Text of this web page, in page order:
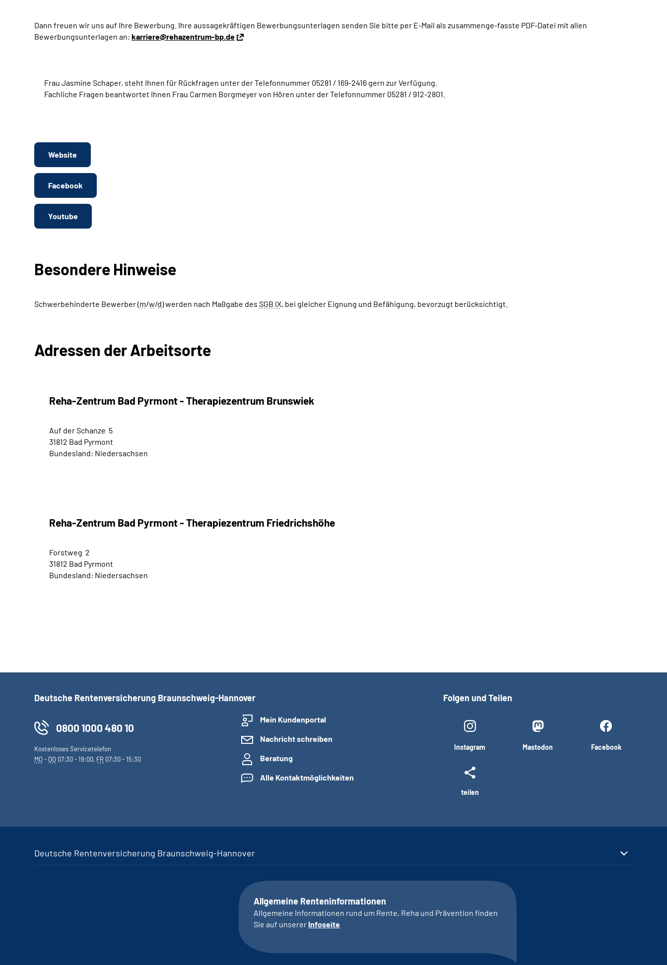
Dann freuen wir uns auf Ihre Bewerbung. Ihre aussagekräftigen Bewerbungsunterlagen senden Sie bitte per E-Mail als zusammenge-fasste PDF-Datei mit allen
Bewerbungsunterlagen an: karriere@rehazentrum-bp.de
Frau Jasmine Schaper, steht Ihnen für Rückfragen unter der Telefonnummer 05281 / 169-2416 gern zur Verfügung.
Fachliche Fragen beantwortet Ihnen Frau Carmen Borgmeyer von Hören unter der Telefonnummer 05281 / 912-2801.
Website
Facebook
Youtube
Besondere Hinweise
Schwerbehinderte Bewerber (m/w/d) werden nach Maßgabe des SGB IX, bei gleicher Eignung und Befähigung, bevorzugt berücksichtigt.
Adressen der Arbeitsorte
Reha-Zentrum Bad Pyrmont - Therapiezentrum Brunswiek
Auf der Schanze 5
31812 Bad Pyrmont
Bundesland: Niedersachsen
Reha-Zentrum Bad Pyrmont - Therapiezentrum Friedrichshöhe
Forstweg 2
31812 Bad Pyrmont
Bundesland: Niedersachsen
Deutsche Rentenversicherung Braunschweig-Hannover
0800 1000 480 10
Kostenloses Servicetelefon
MO- DO 07:30 - 19:00, FR 07:30 - 15:30
Mein Kundenportal
Nachricht schreiben
Beratung
Alle Kontaktmöglichkeiten
Folgen und Teilen
Instagram Mastodon Facebook
teilen
Deutsche Rentenversicherung Braunschweig-Hannover
Allgemeine Renteninformationen
Allgemeine Informationen rund um Rente, Reha und Prävention finden
Sie auf unserer Infoseite